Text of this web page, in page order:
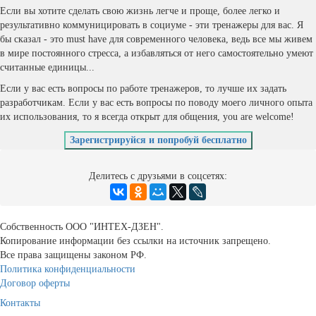
Если вы хотите сделать свою жизнь легче и проще, более легко и
результативно коммуницировать в социуме - эти тренажеры для вас. Я
бы сказал - это must have для современного человека, ведь все мы живем
в мире постоянного стресса, а избавляться от него самостоятельно умеют
считанные единицы...
Если у вас есть вопросы по работе тренажеров, то лучше их задать
разработчикам. Если у вас есть вопросы по поводу моего личного опыта
их использования, то я всегда открыт для общения, you are welcome!
Зарегистрируйся и попробуй бесплатно
Делитесь с друзьями в соцсетях:
Собственность ООО "ИНТЕХ-ДЗЕН".
Копирование информации без ссылки на источник запрещено.
Все права защищены законом РФ.
Политика конфиденциальности
Договор оферты
Контакты